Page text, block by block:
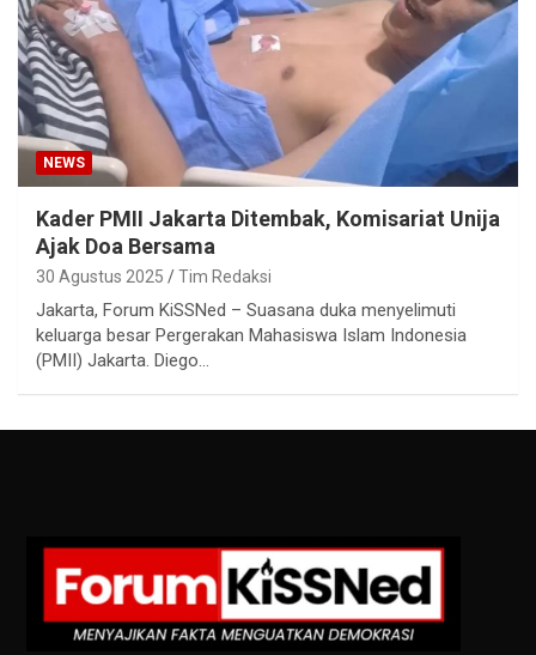
NEWS
Kader PMII Jakarta Ditembak, Komisariat Unija
Ajak Doa Bersama
30 Agustus 2025 Tim Redaksi
Jakarta, Forum KiSSNed – Suasana duka menyelimuti
keluarga besar Pergerakan Mahasiswa Islam Indonesia
(PMII) Jakarta. Diego…